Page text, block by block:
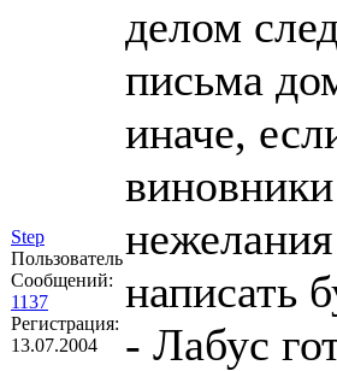
Step
Пользователь
Сообщений:
1137
Регистрация:
13.07.2004
делом
письма
иначе,
написать
- Лабус